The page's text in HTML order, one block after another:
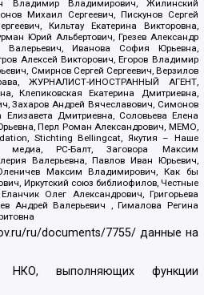
Владимир Владимирович, Жилинский
Михаил Сергеевич, Пискунов Сергей
Кильтау Екатерина Викторовна,
Юрий Альбертович, Грезев Александр
Валерьевич, Иванова София Юрьевна,
Алексей Викторович, Егоров Владимир
Смирнов Сергей Сергеевич, Верзилов
ЖУРНАЛИСТ-ИНОСТРАННЫЙ АГЕНТ,
Клепиковская Екатерина Дмитриевна,
Захаров Андрей Вячеславович, Симонов
Елизавета Дмитриевна, Соловьева Елена
Перл Роман Александрович, МЕМО,
Stichting Bellingcat, Якутия – Наше
медиа, РС-Балт, Заговора Максим
Валерьевна, Павлов Иван Юрьевич,
Максим Владимирович, Как бы
Иркутский союз библиофилов, Честные
Олег Александрович, Григорьева
Андрей Валерьевич , Гималова Регина
ru/documents/7755/ данные на
выполняющих функции